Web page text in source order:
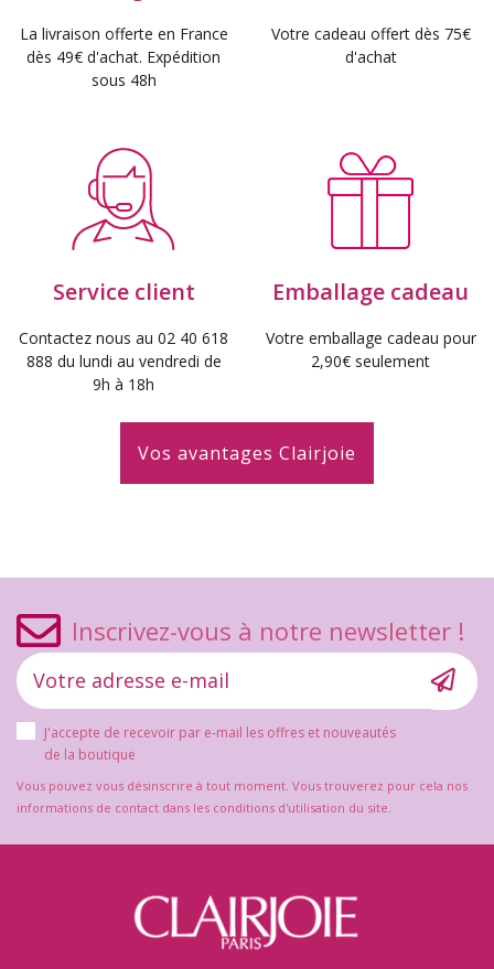
La livraison offerte en France
dès 49€ d'achat. Expédition
sous 48h
Votre cadeau offert dès 75€
d'achat
Service client
Contactez nous au 02 40 618
888 du lundi au vendredi de
9h à 18h
Emballage cadeau
Votre emballage cadeau pour
2,90€ seulement
Vos avantages Clairjoie
Inscrivez-vous à notre newsletter !
J'accepte de recevoir par e-mail les offres et nouveautés
de la boutique
Vous pouvez vous désinscrire à tout moment. Vous trouverez pour cela nos
informations de contact dans les conditions d'utilisation du site.